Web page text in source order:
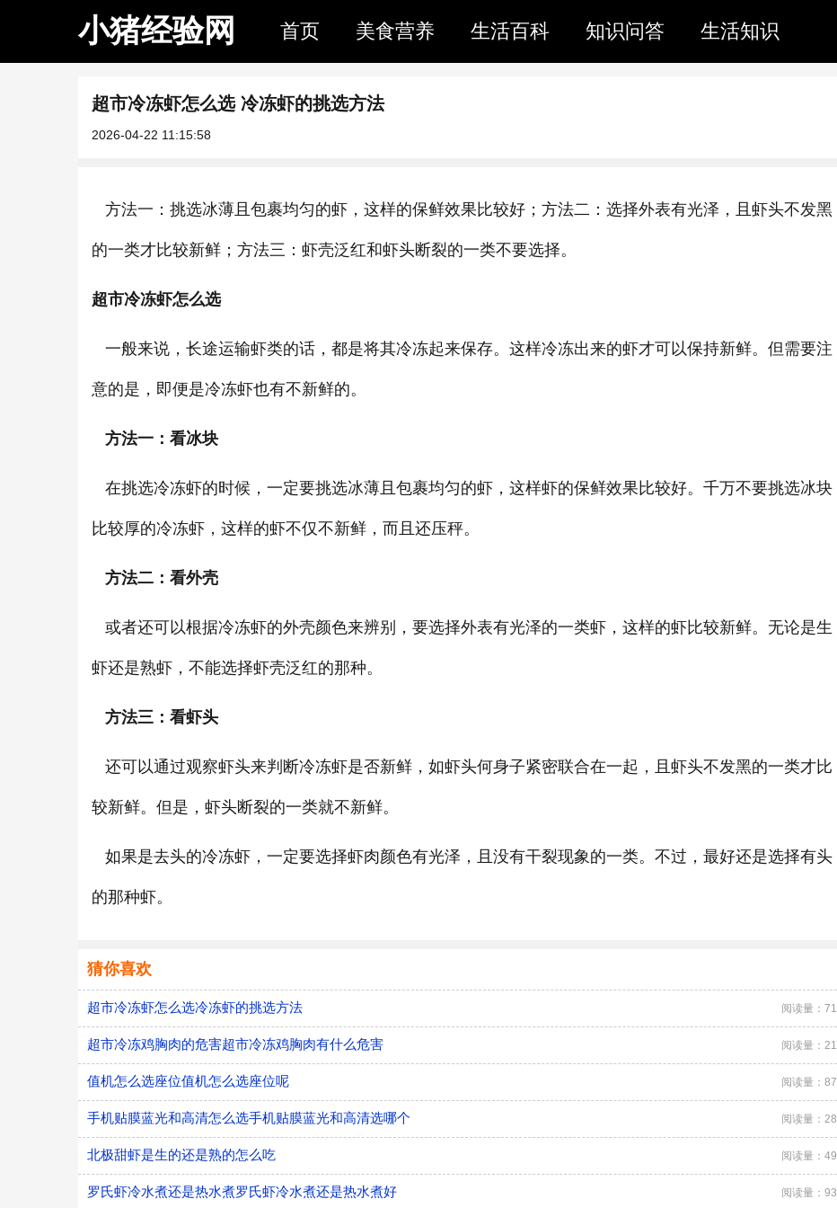
小猪经验网 首页 美食营养 生活百科 知识问答 生活知识
超市冷冻虾怎么选 冷冻虾的挑选方法
2026-04-22 11:15:58
方法一：挑选冰薄且包裹均匀的虾，这样的保鲜效果比较好；方法二：选择外表有光泽，且虾头不发黑
的一类才比较新鲜；方法三：虾壳泛红和虾头断裂的一类不要选择。
超市冷冻虾怎么选
一般来说，长途运输虾类的话，都是将其冷冻起来保存。这样冷冻出来的虾才可以保持新鲜。但需要注
意的是，即便是冷冻虾也有不新鲜的。
方法一：看冰块
在挑选冷冻虾的时候，一定要挑选冰薄且包裹均匀的虾，这样虾的保鲜效果比较好。千万不要挑选冰块
比较厚的冷冻虾，这样的虾不仅不新鲜，而且还压秤。
方法二：看外壳
或者还可以根据冷冻虾的外壳颜色来辨别，要选择外表有光泽的一类虾，这样的虾比较新鲜。无论是生
虾还是熟虾，不能选择虾壳泛红的那种。
方法三：看虾头
还可以通过观察虾头来判断冷冻虾是否新鲜，如虾头何身子紧密联合在一起，且虾头不发黑的一类才比
较新鲜。但是，虾头断裂的一类就不新鲜。
如果是去头的冷冻虾，一定要选择虾肉颜色有光泽，且没有干裂现象的一类。不过，最好还是选择有头
的那种虾。
猜你喜欢
超市冷冻虾怎么选冷冻虾的挑选方法 阅读量：71
超市冷冻鸡胸肉的危害超市冷冻鸡胸肉有什么危害 阅读量：21
值机怎么选座位值机怎么选座位呢 阅读量：87
手机贴膜蓝光和高清怎么选手机贴膜蓝光和高清选哪个 阅读量：28
北极甜虾是生的还是熟的怎么吃 阅读量：49
罗氏虾冷水煮还是热水煮罗氏虾冷水煮还是热水煮好 阅读量：93